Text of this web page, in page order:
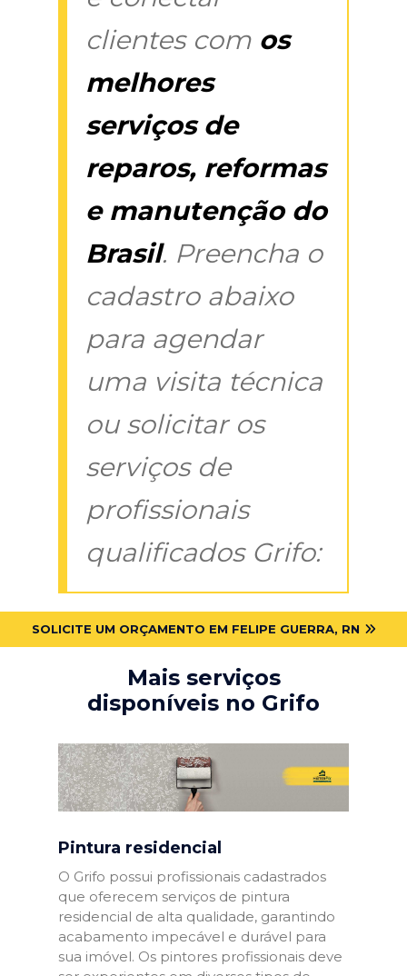
clientes com os
melhores
serviços de
reparos, reformas
e manutenção do
Brasil. Preencha o
cadastro abaixo
para agendar
uma visita técnica
ou solicitar os
serviços de
profissionais
qualificados Grifo:
SOLICITE UM ORÇAMENTO EM FELIPE GUERRA, RN
Mais serviços
disponíveis no Grifo
Pintura residencial
O Grifo possui profissionais cadastrados
que oferecem serviços de pintura
residencial de alta qualidade, garantindo
acabamento impecável e durável para
sua imóvel. Os pintores profissionais deve